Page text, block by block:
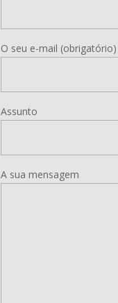
O seu e-mail (obrigatório)
Assunto
A sua mensagem